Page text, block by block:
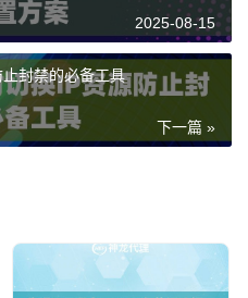
2025-08-15
封禁的必备工具
下一篇 »